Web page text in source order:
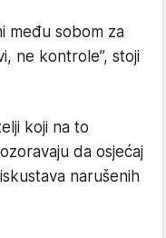
među sobom za
ne kontrole”, stoji
koji na to
da osjećaj
narušenih